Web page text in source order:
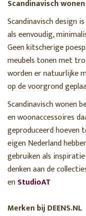
Scandinavisch wonen
Scandinavisch design
als eenvoudig,
Geen kitscherige
meubels tonen met
worden er natuurlijke
op de voorgrond
Scandinavisch wonen
en woonaccessoires
geproduceerd hoeven
eigen Nederland
gebruiken als
denken aan de
enStudioAT
Merken bij DEENS.NL